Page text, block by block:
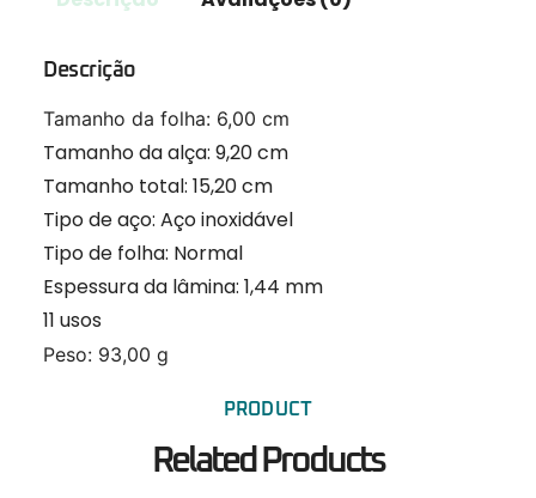
Descrição
Tamanho da folha: 6,00 cm
Tamanho da alça: 9,20 cm
Tamanho total: 15,20 cm
Tipo de aço: Aço inoxidável
Tipo de folha: Normal
Espessura da lâmina: 1,44 mm
11 usos
Peso: 93,00 g
PRODUCT
Related Products